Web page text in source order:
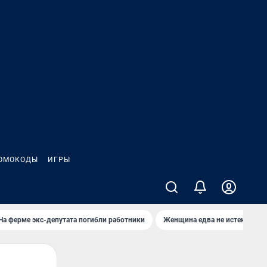
ИГРЫ
ферме экс-депутата погибли работники Женщина едва не истекла